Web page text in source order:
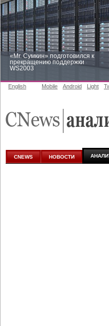
«Mr. Сумкин» подготовился к
прекращению поддержки
WS2003
аналитике
English Mobile Android Light
CNEWS НОВОСТИ